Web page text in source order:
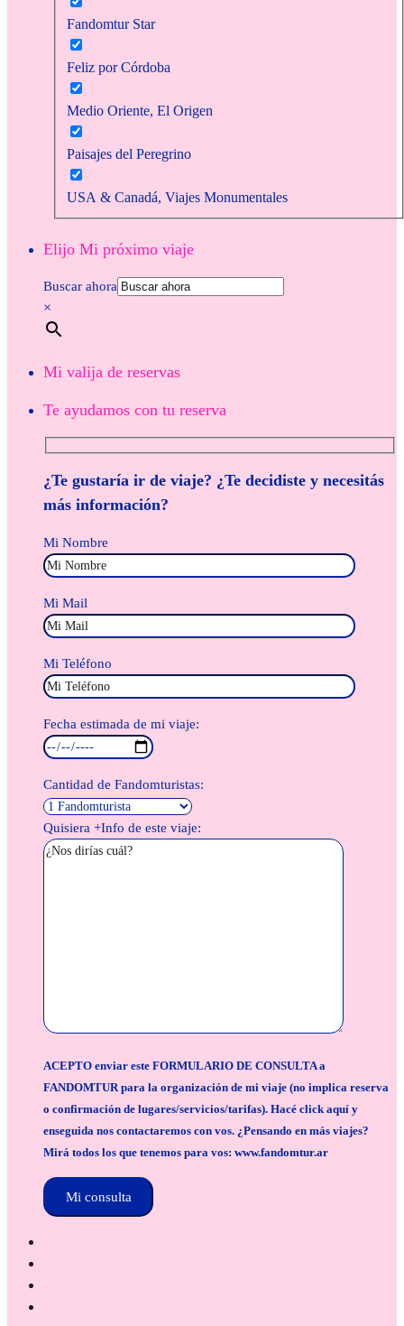
Fandomtur Star
Feliz por Córdoba
Medio Oriente, El Origen
Paisajes del Peregrino
USA & Canadá, Viajes Monumentales
Elijo Mi próximo viaje
Buscar ahora
×
Mi valija de reservas
Te ayudamos con tu reserva
¿Te gustaría ir de viaje? ¿Te decidiste y necesitás
más información?
Mi Nombre
Mi Mail
Mi Teléfono
Fecha estimada de mi viaje:
Cantidad de Fandomturistas:
Quisiera +Info de este viaje:
ACEPTO enviar este FORMULARIO DE CONSULTA a
FANDOMTUR para la organización de mi viaje (no implica reserva
o confirmación de lugares/servicios/tarifas). Hacé click aquí y
enseguida nos contactaremos con vos. ¿Pensando en más viajes?
Mirá todos los que tenemos para vos: www.fandomtur.ar